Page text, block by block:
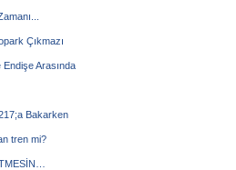
Çıkmazı
Arasında
Bakarken
tren mi?